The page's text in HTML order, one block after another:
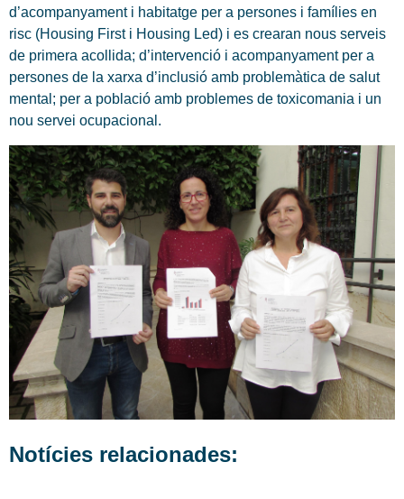
d’acompanyament i habitatge per a persones i famílies en
risc (Housing First i Housing Led) i es crearan nous serveis
de primera acollida; d’intervenció i acompanyament per a
persones de la xarxa d’inclusió amb problemàtica de salut
mental; per a població amb problemes de toxicomania i un
nou servei ocupacional.
Notícies relacionades: